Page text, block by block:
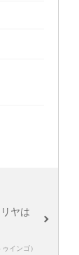
ヤは
インゴ）